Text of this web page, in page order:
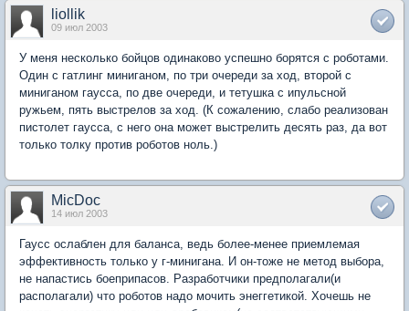
liollik
09 июл 2003
У меня несколько бойцов одинаково успешно борятся с роботами.
Один с гатлинг миниганом, по три очереди за ход, второй с
миниганом гаусса, по две очереди, и тетушка с ипульсной
ружьем, пять выстрелов за ход. (К сожалению, слабо реализован
пистолет гаусса, с него она может выстрелить десять раз, да вот
только толку против роботов ноль.)
MicDoc
14 июл 2003
Гаусс ослаблен для баланса, ведь более-менее приемлемая
эффективность только у г-минигана. И он-тоже не метод выбора,
не напастись боеприпасов. Разработчики предполагали(и
располагали) что роботов надо мочить энеггетикой. Хочешь не